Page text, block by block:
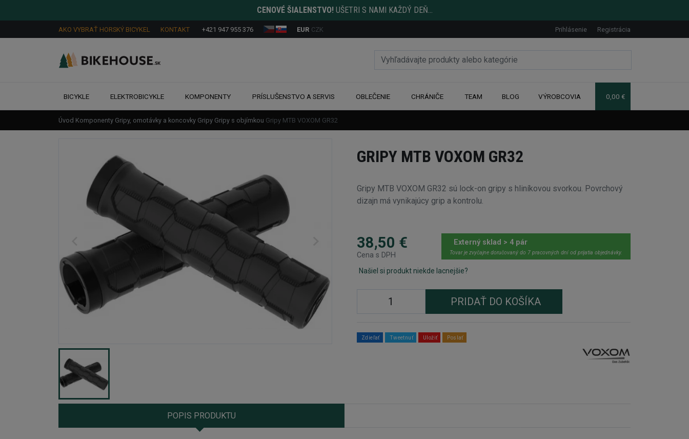
CENOVÉ ŠIALENSTVO! UŠETRI S NAMI KAŽDÝ DEŇ...
AKO VYBRAŤ HORSKÝ BICYKEL KONTAKT +421 947 955 376 EUR CZK Prihlásenie Registrácia
BICYKLE ELEKTROBICYKLE KOMPONENTY PRÍSLUŠENSTVO A SERVIS OBLEČENIE CHRÁNIČE TEAM BLOG VÝROBCOVIA 0,00 €
Úvod Komponenty Gripy, omotávky a koncovky Gripy Gripy s objímkou Gripy MTB VOXOM GR32
GRIPY MTB VOXOM GR32
Gripy MTB VOXOM GR32 sú lock-on gripy s hliníkovou svorkou. Povrchový
dizajn má vynikajúcy grip a kontrolu.
38,50 €
Cena s DPH
Externý sklad > 4 pár
Tovar je zvyčajne doručovaný do 7 pracovných dní od prijatia objednávky.
Našiel si produkt niekde lacnejšie?
PRIDAŤ DO KOŠÍKA
Zdieľať Tweetnuť Uložiť Poslať
POPIS PRODUKTU